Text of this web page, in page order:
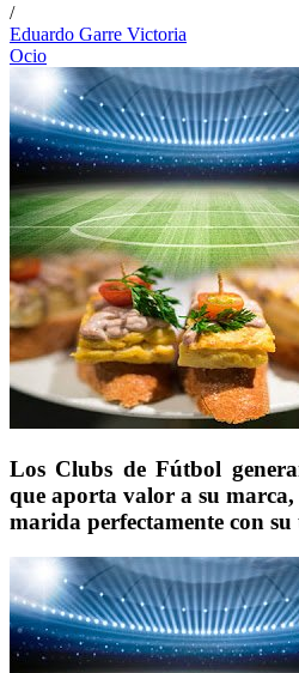
/
Eduardo Garre Victoria
Ocio
Los Clubs de Fútbol
que aporta valor a su
marida perfectamente con